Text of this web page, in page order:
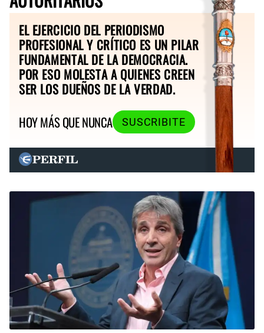
EL EJERCICIO DEL PERIODISMO
PROFESIONAL Y CRÍTICO ES UN PILAR
FUNDAMENTAL DE LA DEMOCRACIA.
POR ESO MOLESTA A QUIENES CREEN
SER LOS DUEÑOS DE LA VERDAD.
HOY MÁS QUE NUNCA
SUSCRIBITE